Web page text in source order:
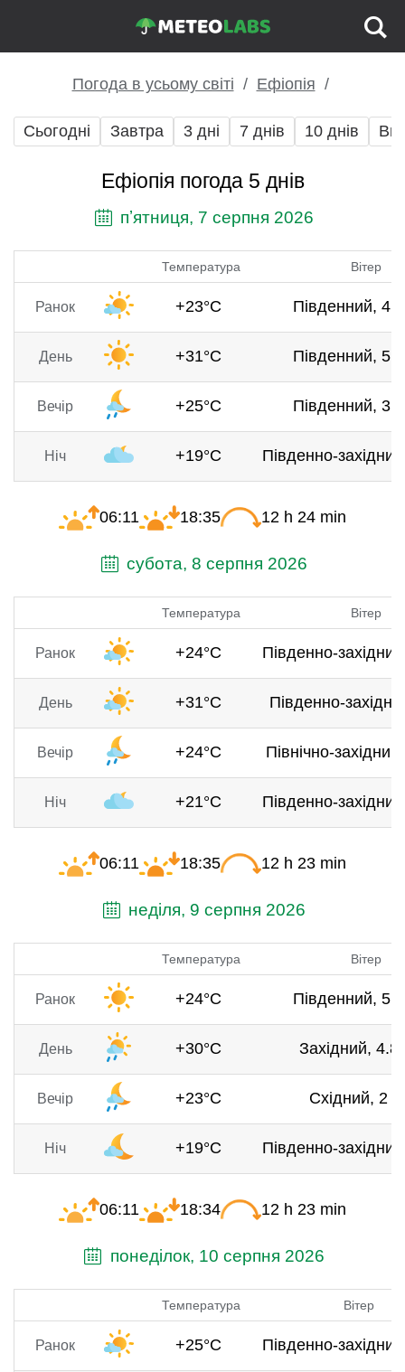
Погода в усьому світі Ефіопія
Сьогодні Завтра 3 дні 7 днів 10 днів
Ефіопія погода 5 днів
пʼятниця, 7 серпня 2026
Температура Вітер
Ранок +23°C Південний,
День +31°C Південний,
Вечір +25°C Південний,
Ніч +19°C Південно-
06:11 18:35 12 h 24 min
субота, 8 серпня 2026
Температура Вітер
Ранок +24°C Південно-
День +31°C Південно-
Вечір +24°C Північно-
Ніч +21°C Південно-
06:11 18:35 12 h 23 min
неділя, 9 серпня 2026
Температура Вітер
Ранок +24°C Південний,
День +30°C Західний, 4.8
Вечір +23°C Східний, 2
Ніч +19°C Південно-
06:11 18:34 12 h 23 min
понеділок, 10 серпня 2026
Температура Вітер
Ранок +25°C Південно-